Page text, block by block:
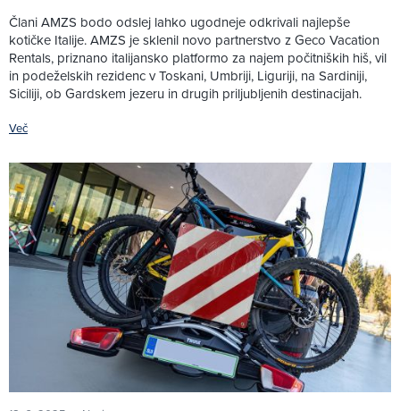
Člani AMZS bodo odslej lahko ugodneje odkrivali najlepše
kotičke Italije. AMZS je sklenil novo partnerstvo z Geco Vacation
Rentals, priznano italijansko platformo za najem počitniških hiš, vil
in podeželskih rezidenc v Toskani, Umbriji, Liguriji, na Sardiniji,
Siciliji, ob Gardskem jezeru in drugih priljubljenih destinacijah.
Več